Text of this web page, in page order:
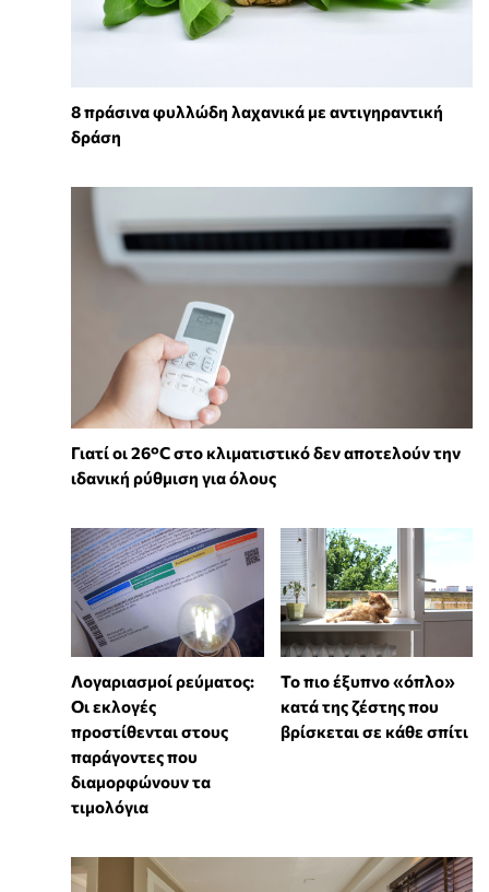
8 πράσινα φυλλώδη λαχανικά με αντιγηραντική
δράση
Γιατί οι 26°C στο κλιματιστικό δεν αποτελούν την
ιδανική ρύθμιση για όλους
Λογαριασμοί ρεύματος:
Οι εκλογές
προστίθενται στους
παράγοντες που
διαμορφώνουν τα
τιμολόγια
To πιο έξυπνο «όπλο»
κατά της ζέστης που
βρίσκεται σε κάθε σπίτι